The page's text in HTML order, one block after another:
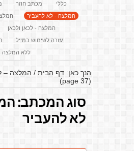
כללי מכתב חוזר
המלצה - לא להעביר
המלצה - לכאן ולכאן
עזרה לשימוש במייל
ללא המלצה
הנך כאן:דף הבית / המלצה –
(page 37)
סוג המכתב:
לא להעביר